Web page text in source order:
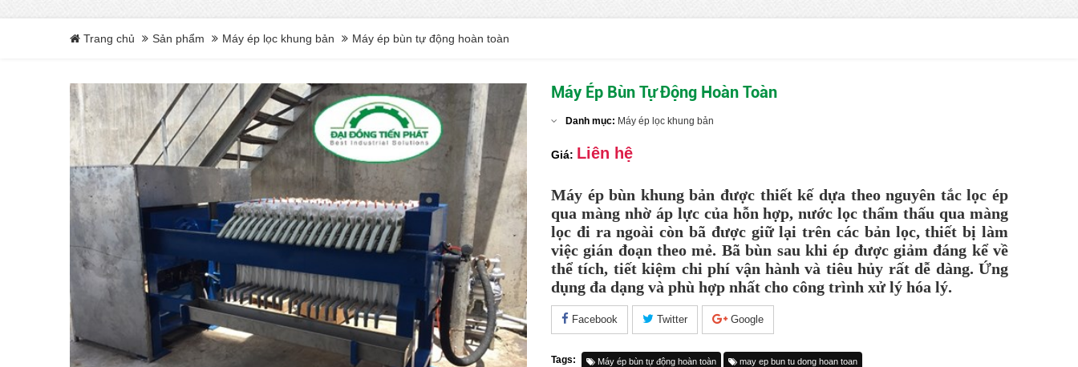
Trang chủ Sản phẩm Máy ép lọc khung bản Máy ép bùn tự động hoàn toàn
Máy Ép Bùn Tự Động Hoàn Toàn
Danh mục: Máy ép lọc khung bản
Giá: Liên hệ
Máy ép bùn khung bản được thiết kế dựa theo nguyên tắc lọc ép
qua màng nhờ áp lực của hỗn hợp, nước lọc thẩm thấu qua màng
lọc đi ra ngoài còn bã được giữ lại trên các bản lọc, thiết bị làm
việc gián đoạn theo mẻ. Bã bùn sau khi ép được giảm đáng kể về
thể tích, tiết kiệm chi phí vận hành và tiêu hủy rất dễ dàng. Ứng
dụng đa dạng và phù hợp nhất cho công trình xử lý hóa lý.
Facebook Twitter Google
Tags: Máy ép bùn tự động hoàn toàn may ep bun tu dong hoan toan